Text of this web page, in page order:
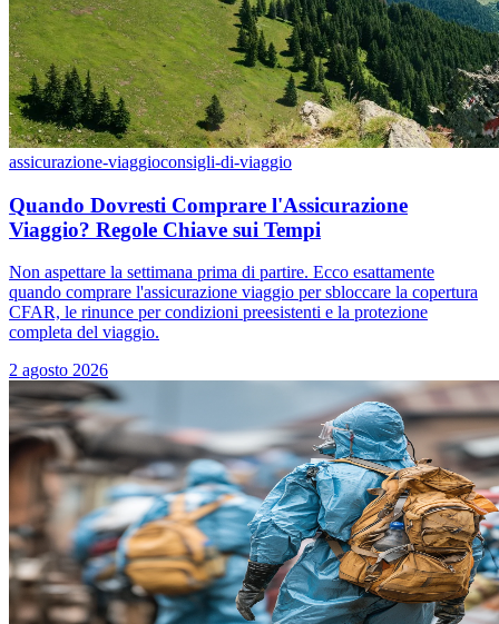
assicurazione-viaggioconsigli-di-viaggio
Quando Dovresti Comprare l'Assicurazione
Viaggio? Regole Chiave sui Tempi
Non aspettare la settimana prima di partire. Ecco esattamente
quando comprare l'assicurazione viaggio per sbloccare la copertura
CFAR, le rinunce per condizioni preesistenti e la protezione
completa del viaggio.
2 agosto 2026